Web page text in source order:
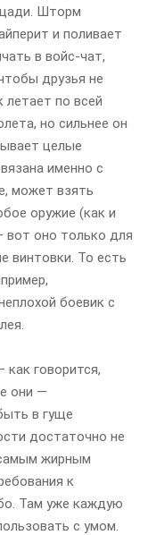
Шторм
и поливает
в войс-чат,
друзья не
летает по всей
но сильнее он
целые
именно с
может взять
оружие (как и
вот оно только для
винтовки. То есть
боевик с
говорится,
они —
в гуще
достаточно не
жирным
к
Там уже каждую
с умом.